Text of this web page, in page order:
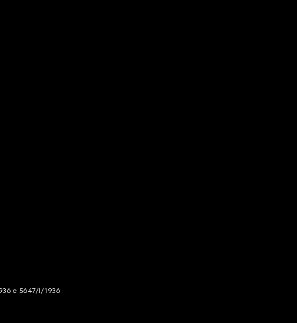
e 5647/I/1936